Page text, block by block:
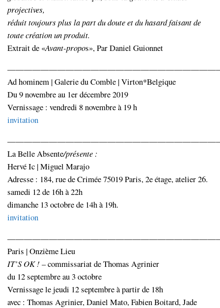
projectives,
réduit toujours plus la part du doute et du hasard faisant de
toute création un produit.
Extrait de «Avant-propos», Par Daniel Guionnet
Ad hominem | Galerie du Comble | Virton*Belgique
Du 9 novembre au 1er décembre 2019
Vernissage : vendredi 8 novembre à 19 h
invitation
La Belle Absente/présente :
Hervé Ic | Miguel Marajo
Adresse : 184, rue de Crimée 75019 Paris, 2e étage, atelier 26.
samedi 12 de 16h à 22h
dimanche 13 octobre de 14h à 19h.
invitation
Paris | Onzième Lieu
IT’S OK ! – commissariat de Thomas Agrinier
du 12 septembre au 3 octobre
Vernissage le jeudi 12 septembre à partir de 18h
avec : Thomas Agrinier, Daniel Mato, Fabien Boitard, Jade